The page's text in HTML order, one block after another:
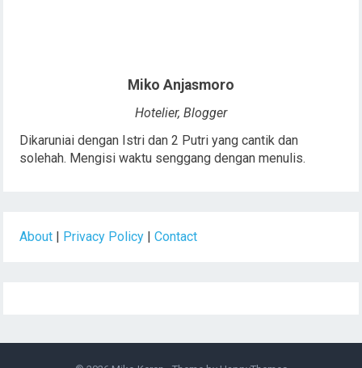
Miko Anjasmoro
Hotelier, Blogger
Dikaruniai dengan Istri dan 2 Putri yang cantik dan
solehah. Mengisi waktu senggang dengan menulis.
About Privacy Policy |Contact